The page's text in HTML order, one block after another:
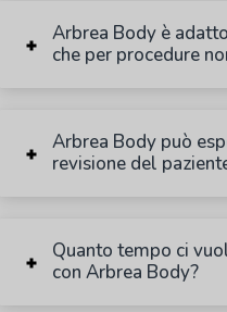
Arbrea Body è
che per procedure
Arbrea Body può
revisione del
Quanto tempo ci
con Arbrea Body?